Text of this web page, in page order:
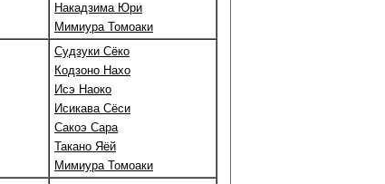
Накадзима Юри
Мимиура Томоаки
Судзуки Сёко
Кодзоно Нахо
Исэ Наоко
Исикава Сёси
Сакоэ Сара
Такано Яёй
Мимиура Томоаки